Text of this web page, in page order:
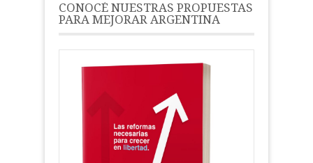
CONOCÉ NUESTRAS PROPUESTAS
PARA MEJORAR ARGENTINA